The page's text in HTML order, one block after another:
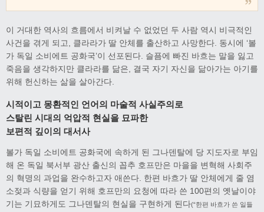
이 거대한 역사의 흐름에서 비켜날 수 없었던 두 사람 역시 비극적인
사건을 겪게 되고, 클라라가 딸 안체를 출산하고 사망한다. 동시에 ‘볼
가 독일 소비에트 공화국’이 선포된다. 슬픔에 빠진 바흐는 말을 잃고
죽음을 생각하지만 클라라를 닮은, 결국 자기 자신을 닮아가는 아기를
위해 헌신하는 삶을 살아간다.
시적이고 몽환적인 언어의 마술적 사실주의로
스탈린 시대의 억압적 현실을 묘파한
보편적 깊이의 대서사
볼가 독일 소비에트 공화국에 속하게 된 그나덴탈에 당 지도자로 부임
해 온 독일 북서부 광산 출신의 꼽추 호프만은 마을을 변혁해 사회주
의 혁명의 과업을 완수하고자 애쓴다. 한편 바흐가 딸 안체에게 줄 염
소젖과 식량을 얻기 위해 호프만의 요청에 따라 쓴 100편의 옛날이야
기는 기묘하게도 그나덴탈의 현실을 구현하게 된다(“한편 바흐가 쓴 일들